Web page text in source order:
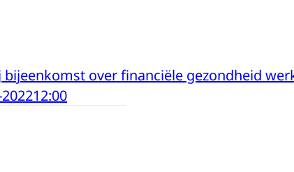
over financiële gezondheid
12:00